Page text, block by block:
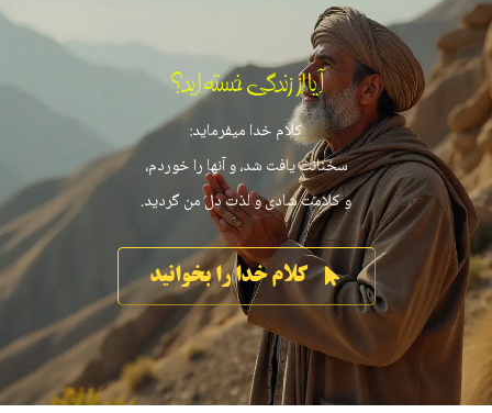
آيا از زندگی خسته ايد؟
کلام خدا ميفرمايد:
سخنانت یافت شد، و آنها را خوردم،
و کلامت شادی و لذت دل من گردید.
کلام خدا را بخوانيد